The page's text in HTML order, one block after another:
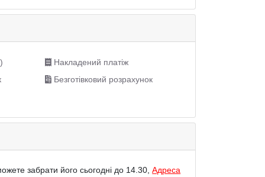
Накладений платіж
Безготівковий розрахунок
забрати його сьогодні до 14.30, Адреса